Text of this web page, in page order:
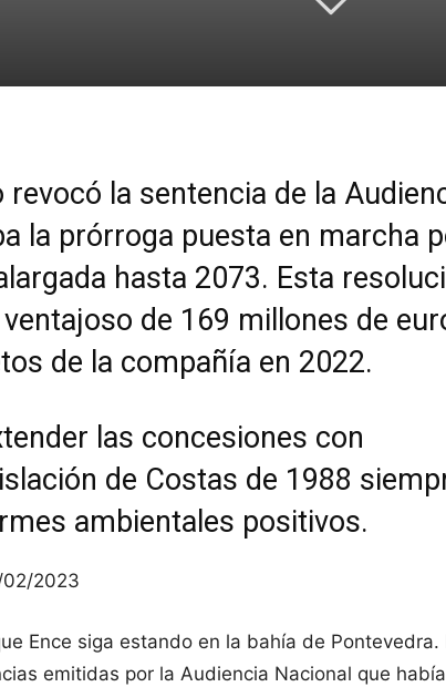
revocó la sentencia de la
la prórroga puesta en marcha
hasta 2073. Esta
de 169 millones de
de la compañía en 2022.
las concesiones con
de Costas de 1988
ambientales positivos.
02/2023
Ence siga estando en la bahía de Pontevedra.
emitidas por la Audiencia Nacional que